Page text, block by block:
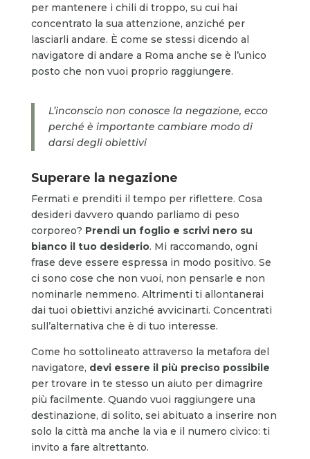
per mantenere i chili di troppo, su cui hai
concentrato la sua attenzione, anziché per
lasciarli andare. È come se stessi dicendo al
navigatore di andare a Roma anche se è l’unico
posto che non vuoi proprio raggiungere.
L’inconscio non conosce la negazione, ecco
perché è importante cambiare modo di
darsi degli obiettivi
Superare la negazione
Fermati e prenditi il tempo per riflettere. Cosa
desideri davvero quando parliamo di peso
corporeo? Prendi un foglio e scrivi nero su
bianco il tuo desiderio. Mi raccomando, ogni
frase deve essere espressa in modo positivo. Se
ci sono cose che non vuoi, non pensarle e non
nominarle nemmeno. Altrimenti ti allontanerai
dai tuoi obiettivi anziché avvicinarti. Concentrati
sull’alternativa che è di tuo interesse.
Come ho sottolineato attraverso la metafora del
navigatore, devi essere il più preciso possibile
per trovare in te stesso un aiuto per dimagrire
più facilmente. Quando vuoi raggiungere una
destinazione, di solito, sei abituato a inserire non
solo la città ma anche la via e il numero civico: ti
invito a fare altrettanto.